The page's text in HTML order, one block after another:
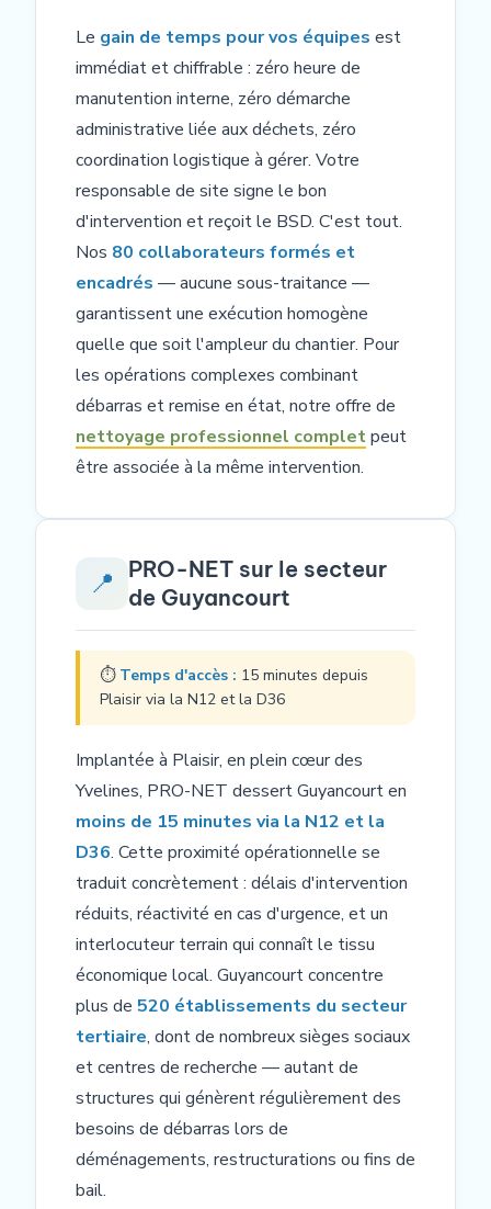
Le gain de temps pour vos équipes est
immédiat et chiffrable : zéro heure de
manutention interne, zéro démarche
administrative liée aux déchets, zéro
coordination logistique à gérer. Votre
responsable de site signe le bon
d'intervention et reçoit le BSD. C'est tout.
Nos 80 collaborateurs formés et
encadrés — aucune sous-traitance —
garantissent une exécution homogène
quelle que soit l'ampleur du chantier. Pour
les opérations complexes combinant
débarras et remise en état, notre offre de
nettoyage professionnel completpeut
être associée à la même intervention.
📍
PRO-NET sur le secteur
de Guyancourt
⏱ Temps d'accès : 15 minutes depuis
Plaisir via la N12 et la D36
Implantée à Plaisir, en plein cœur des
Yvelines, PRO-NET dessert Guyancourt en
moins de 15 minutes via la N12 et la
D36. Cette proximité opérationnelle se
traduit concrètement : délais d'intervention
réduits, réactivité en cas d'urgence, et un
interlocuteur terrain qui connaît le tissu
économique local. Guyancourt concentre
plus de 520 établissements du secteur
tertiaire, dont de nombreux sièges sociaux
et centres de recherche — autant de
structures qui génèrent régulièrement des
besoins de débarras lors de
déménagements, restructurations ou fins de
bail.